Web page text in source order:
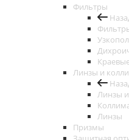
Фильтры
Линзы и
Линзы
Линзы
Призмы